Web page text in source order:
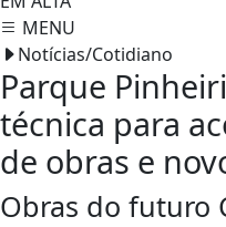
MENU
Notícias/Cotidiano
Parque
técnica para
de obras e
Obras do futuro